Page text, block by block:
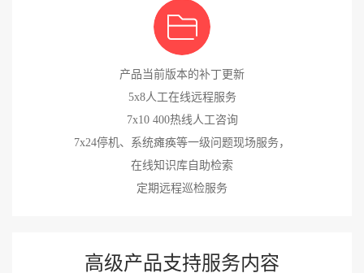
产品当前版本的补丁更新
5x8人工在线远程服务
7x10 400热线人工咨询
7x24停机、系统瘫痪等一级问题现场服务，
在线知识库自助检索
定期远程巡检服务
高级产品支持服务内容